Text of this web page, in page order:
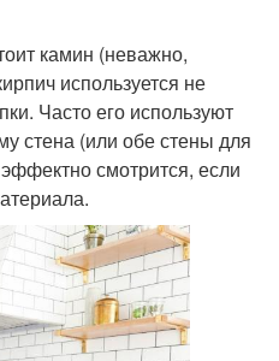
камин (неважно,
используется не
Часто его используют
стена (или обе стены для
смотрится, если